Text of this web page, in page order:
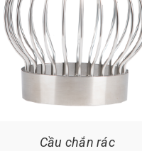
Cầu chắn rác